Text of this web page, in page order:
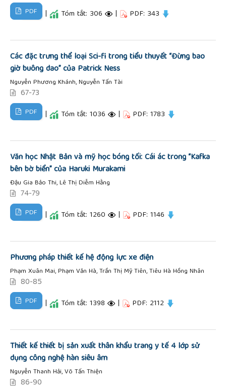
PDF | Tóm tắt: 306 | PDF: 343
Các đặc trưng thể loại Sci-fi trong tiểu thuyết “Đừng bao
giờ buông dao” của Patrick Ness
Nguyễn Phương Khánh, Nguyễn Tấn Tài
67-73
PDF | Tóm tắt: 1036 | PDF: 1783
Văn học Nhật Bản và mỹ học bóng tối: Cái ác trong “Kafka
bên bờ biển” của Haruki Murakami
Đậu Gia Bảo Thi, Lê Thị Diễm Hằng
74-79
PDF | Tóm tắt: 1260 | PDF: 1146
Phương pháp thiết kế hệ động lực xe điện
Phạm Xuân Mai, Phạm Văn Hà, Trần Thị Mỹ Tiên, Tiêu Hà Hồng Nhân
80-85
PDF | Tóm tắt: 1398 | PDF: 2112
Thiết kế thiết bị sản xuất thân khẩu trang y tế 4 lớp sử
dụng công nghệ hàn siêu âm
Nguyễn Thanh Hải, Võ Tấn Thiện
86-90